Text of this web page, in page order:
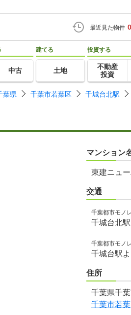
最近見た物件 0
中古
建てる
土地
投資する
不動産
投資
葉県 千葉市若葉区 千城台北駅
マンション
東建ニュ
交通
千葉都市モノ
千城台北
千葉都市モノ
千城台駅
住所
千葉県千
千葉市若